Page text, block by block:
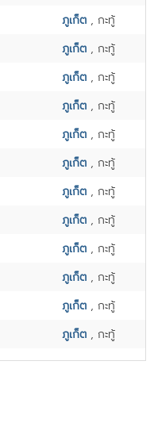
ภูเก็ต , กะทู้
ภูเก็ต , กะทู้
ภูเก็ต , กะทู้
ภูเก็ต , กะทู้
ภูเก็ต , กะทู้
ภูเก็ต , กะทู้
ภูเก็ต , กะทู้
ภูเก็ต , กะทู้
ภูเก็ต , กะทู้
ภูเก็ต , กะทู้
ภูเก็ต , กะทู้
ภูเก็ต , กะทู้